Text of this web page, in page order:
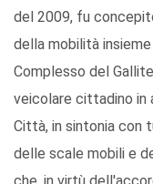
del 2009, fu
della mobilità
Complesso del
veicolare cittadino in
Città, in sintonia con
delle scale mobili e